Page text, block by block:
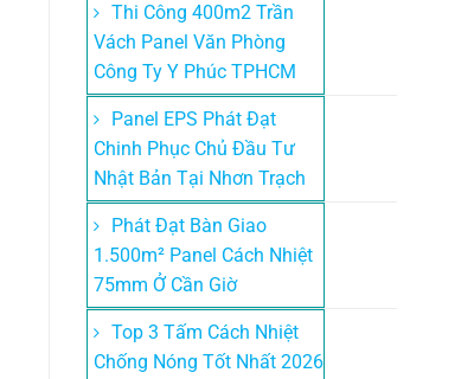
Thi Công 400m2 Trần
Vách Panel Văn Phòng
Công Ty Y Phúc TPHCM
Panel EPS Phát Đạt
Chinh Phục Chủ Đầu Tư
Nhật Bản Tại Nhơn Trạch
Phát Đạt Bàn Giao
1.500m² Panel Cách Nhiệt
75mm Ở Cần Giờ
Top 3 Tấm Cách Nhiệt
Chống Nóng Tốt Nhất 2026